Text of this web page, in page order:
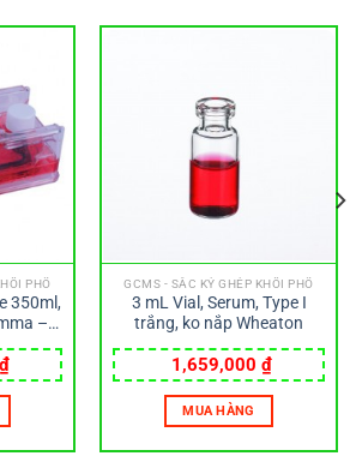
PHỔ
350ml,
–
₫
GCMS - SẮC KÝ GHÉP KHỐI PHỔ
3 mL Vial, Serum, Type I
trắng, ko nắp Wheaton
1,659,000 ₫
MUA HÀNG